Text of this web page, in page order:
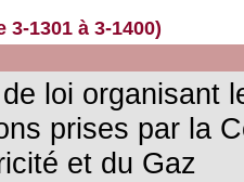
1301 à 3-1400)
loi organisant
prises par la
et du Gaz